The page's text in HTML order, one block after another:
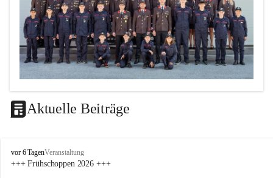
Aktuelle Beiträge
F
F
vor 6 TagenVeranstaltung
+++ Frühschoppen 2026 +++